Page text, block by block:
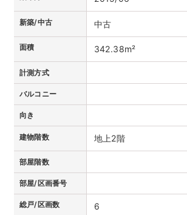
新築/中古 中古
面積 342.38m²
計測方式
バルコニー
向き
建物階数 地上2階
部屋階数
部屋/区画番号
総戸/区画数 6